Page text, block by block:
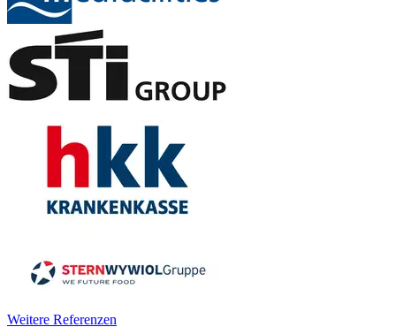
Weitere Referenzen